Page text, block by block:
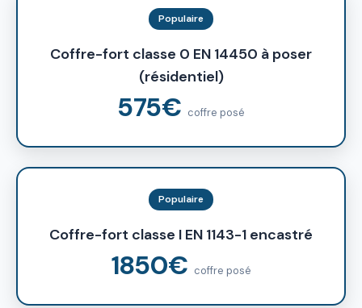
Populaire
Coffre-fort classe 0 EN 14450 à poser
(résidentiel)
575€ coffre posé
Populaire
Coffre-fort classe I EN 1143-1 encastré
1850€ coffre posé